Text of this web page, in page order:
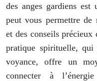
des anges gardiens
peut vous permettre de
et des conseils précieux
pratique spirituelle,
voyance, offre un
connecter à